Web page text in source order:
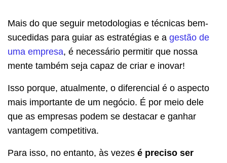
Mais do que seguir metodologias e técnicas bem-
sucedidas para guiar as estratégias e a gestão de
uma empresa, é necessário permitir que nossa
mente também seja capaz de criar e inovar!
Isso porque, atualmente, o diferencial é o aspecto
mais importante de um negócio. É por meio dele
que as empresas podem se destacar e ganhar
vantagem competitiva.
Para isso, no entanto, às vezes é preciso ser